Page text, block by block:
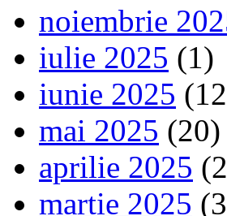
noiembrie
iulie 2025 (1)
iunie 2025
mai 2025 (20)
aprilie 2025
martie 2025